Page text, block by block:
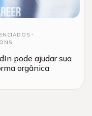
pode ajudar sua
orgânica